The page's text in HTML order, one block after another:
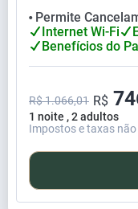
⬤ Permite
Internet Wi-Fi
Benefícios do
1 noite , 2 adultos
R$ 1.066,01 R$
Impostos e taxas